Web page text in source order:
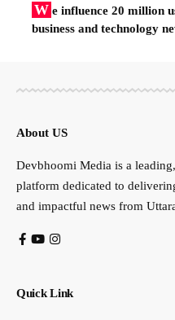
W e influence 20 million
business and technology
About US
Devbhoomi Media is a
platform dedicated to
and impactful news from
Quick Link